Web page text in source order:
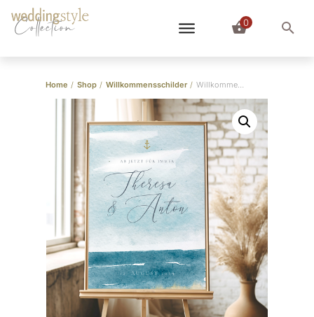
Collection 0
Home / Shop / Willkommensschilder / Willkommensschild “Strandhochzeit”